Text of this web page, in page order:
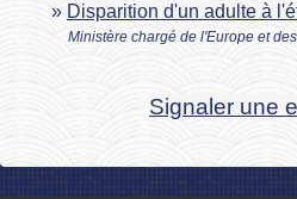
Disparition d'un adulte à
Ministère chargé de l'Europe et
Signaler une